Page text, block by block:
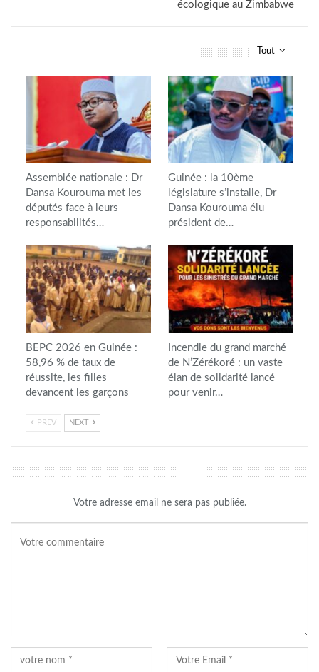
écologique au Zimbabwe
Tout
Assemblée nationale : Dr
Dansa Kourouma met les
députés face à leurs
responsabilités…
Guinée : la 10ème
législature s’installe, Dr
Dansa Kourouma élu
président de…
BEPC 2026 en Guinée :
58,96 % de taux de
réussite, les filles
devancent les garçons
Incendie du grand marché
de N’Zérékoré : un vaste
élan de solidarité lancé
pour venir…
PREV NEXT
LAISSER UN COMMENTAIRE
Votre adresse email ne sera pas publiée.